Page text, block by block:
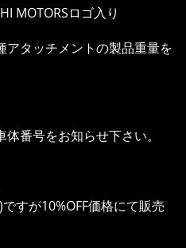
MOTORSロゴ入り
タッチメントの製品重量を
番号をお知らせ下さい。
すが10%OFF価格にて販売